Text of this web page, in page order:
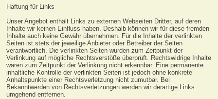
Haftung für Links
Unser Angebot enthält Links zu externen Webseiten Dritter, auf deren
Inhalte wir keinen Einfluss haben. Deshalb können wir für diese fremden
Inhalte auch keine Gewähr übernehmen. Für die Inhalte der verlinkten
Seiten ist stets der jeweilige Anbieter oder Betreiber der Seiten
verantwortlich. Die verlinkten Seiten wurden zum Zeitpunkt der
Verlinkung auf mögliche Rechtsverstöße überprüft. Rechtswidrige Inhalte
waren zum Zeitpunkt der Verlinkung nicht erkennbar. Eine permanente
inhaltliche Kontrolle der verlinkten Seiten ist jedoch ohne konkrete
Anhaltspunkte einer Rechtsverletzung nicht zumutbar. Bei
Bekanntwerden von Rechtsverletzungen werden wir derartige Links
umgehend entfernen.